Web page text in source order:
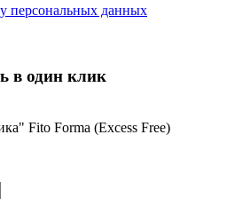
персональных данных
в один клик
Fito Forma (Excess Free)